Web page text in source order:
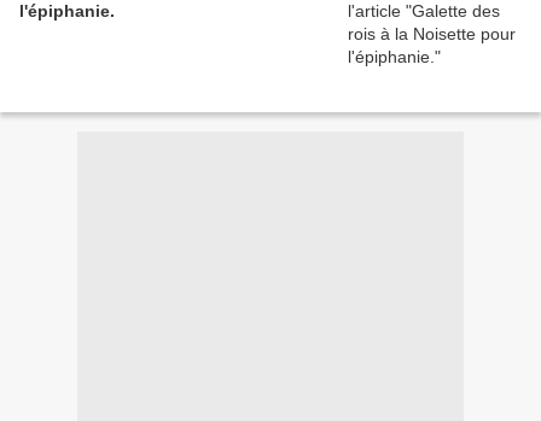
l'épiphanie.